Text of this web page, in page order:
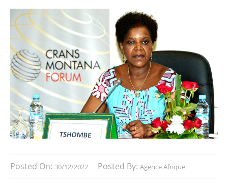
Posted On: 30/12/2022 Posted By: Agence Afrique